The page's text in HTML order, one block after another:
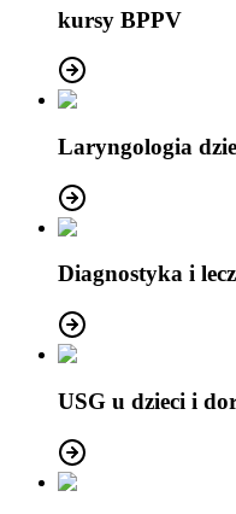
kursy BPPV
Laryngologia
Diagnostyka i
USG u dzieci i